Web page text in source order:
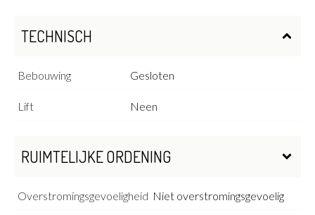
TECHNISCH
Bebouwing Gesloten
Lift Neen
RUIMTELIJKE ORDENING
Overstromingsgevoeligheid Niet overstromingsgevoelig